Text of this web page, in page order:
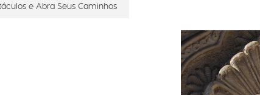
e Abra Seus Caminhos